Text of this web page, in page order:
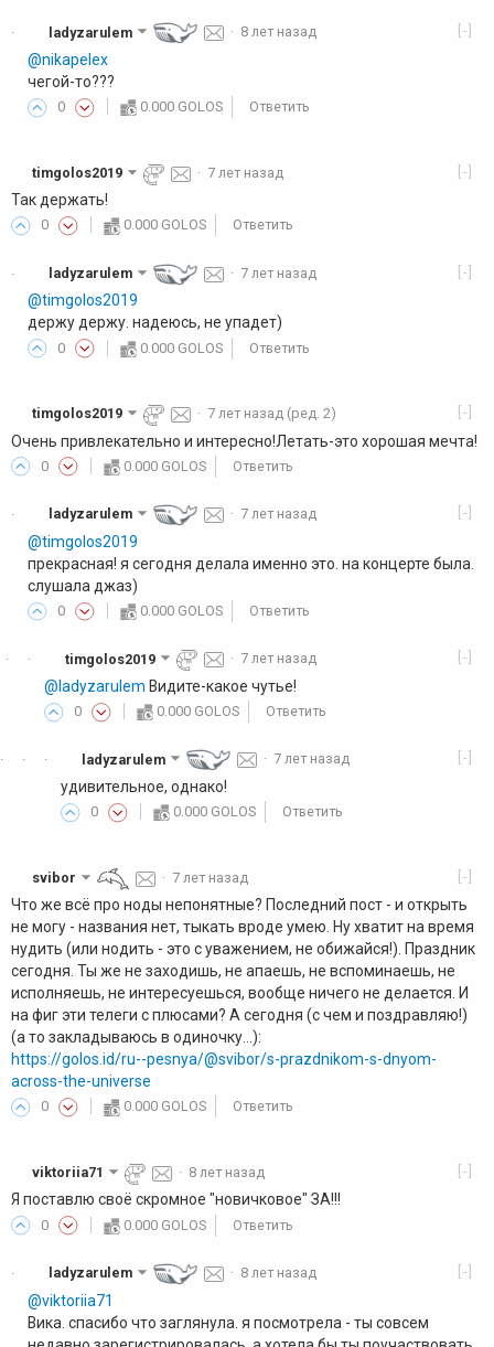
· [-]
ladyzarulem · 8 лет назад
@nikapelex
чегой-то???
0 0.000 GOLOS Ответить
[-]
timgolos2019 · 7 лет назад
Так держать!
0 0.000 GOLOS Ответить
· [-]
ladyzarulem · 7 лет назад
@timgolos2019
держу держу. надеюсь, не упадет)
0 0.000 GOLOS Ответить
[-]
timgolos2019 · 7 лет назад (ред. 2)
Очень привлекательно и интересно!Летать-это хорошая мечта!
0 0.000 GOLOS Ответить
· [-]
ladyzarulem · 7 лет назад
@timgolos2019
прекрасная! я сегодня делала именно это. на концерте была.
слушала джаз)
0 0.000 GOLOS Ответить
·
· [-]
timgolos2019 · 7 лет назад
@ladyzarulem Видите-какое чутье!
0 0.000 GOLOS Ответить
·
·
· [-]
ladyzarulem · 7 лет назад
удивительное, однако!
0 0.000 GOLOS Ответить
[-]
svibor · 7 лет назад
Что же всё про ноды непонятные? Последний пост - и открыть
не могу - названия нет, тыкать вроде умею. Ну хватит на время
нудить (или нодить - это с уважением, не обижайся!). Праздник
сегодня. Ты же не заходишь, не апаешь, не вспоминаешь, не
исполняешь, не интересуешься, вообще ничего не делается. И
на фиг эти телеги с плюсами? А сегодня (с чем и поздравляю!)
(а то закладываюсь в одиночку...):
https://golos.id/ru--pesnya/@svibor/s-prazdnikom-s-dnyom-
across-the-universe
0 0.000 GOLOS Ответить
[-]
viktoriia71 · 8 лет назад
Я поставлю своё скромное "новичковое" ЗА!!!
0 0.000 GOLOS Ответить
· [-]
ladyzarulem · 8 лет назад
@viktoriia71
Вика. спасибо что заглянула. я посмотрела - ты совсем